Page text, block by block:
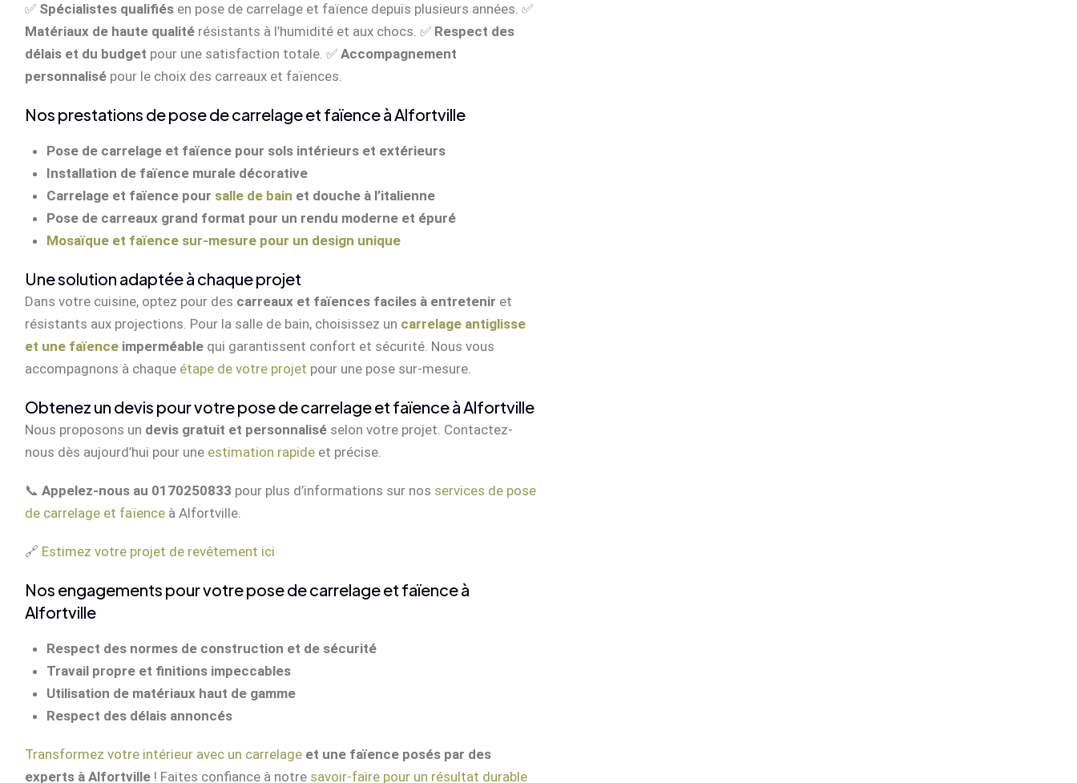
✅ Spécialistes qualifiés en pose de carrelage et faïence depuis plusieurs années. ✅
Matériaux de haute qualité résistants à l’humidité et aux chocs. ✅ Respect des
délais et du budget pour une satisfaction totale. ✅ Accompagnement
personnalisé pour le choix des carreaux et faïences.
Nos prestations de pose de carrelage et faïence à Alfortville
Pose de carrelage et faïence pour sols intérieurs et extérieurs
Installation de faïence murale décorative
Carrelage et faïence pour salle de bain et douche à l’italienne
Pose de carreaux grand format pour un rendu moderne et épuré
Mosaïque et faïence sur-mesure pour un design unique
Une solution adaptée à chaque projet
Dans votre cuisine, optez pour des carreaux et faïences faciles à entretenir et
résistants aux projections. Pour la salle de bain, choisissez un carrelage antiglisse
et une faïence imperméable qui garantissent confort et sécurité. Nous vous
accompagnons à chaque étape de votre projet pour une pose sur-mesure.
Obtenez un devis pour votre pose de carrelage et faïence à Alfortville
Nous proposons un devis gratuit et personnalisé selon votre projet. Contactez-
nous dès aujourd’hui pour une estimation rapide et précise.
📞 Appelez-nous au 0170250833 pour plus d’informations sur nos services de pose
de carrelage et faïence à Alfortville.
🔗 Estimez votre projet de revêtement ici
Nos engagements pour votre pose de carrelage et faïence à
Alfortville
Respect des normes de construction et de sécurité
Travail propre et finitions impeccables
Utilisation de matériaux haut de gamme
Respect des délais annoncés
Transformez votre intérieur avec un carrelage et une faïence posés par des
experts à Alfortville ! Faites confiance à notre savoir-faire pour un résultat durable